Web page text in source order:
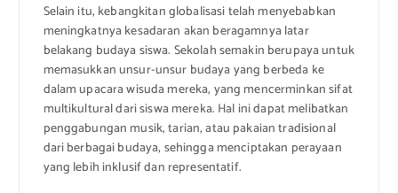
Selain itu, kebangkitan globalisasi telah menyebabkan
meningkatnya kesadaran akan beragamnya latar
belakang budaya siswa. Sekolah semakin berupaya untuk
memasukkan unsur-unsur budaya yang berbeda ke
dalam upacara wisuda mereka, yang mencerminkan sifat
multikultural dari siswa mereka. Hal ini dapat melibatkan
penggabungan musik, tarian, atau pakaian tradisional
dari berbagai budaya, sehingga menciptakan perayaan
yang lebih inklusif dan representatif.